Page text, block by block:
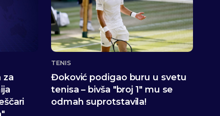
za
TENIS
Đoković podigao buru u svetu
tenisa – bivša "broj 1" mu se
odmah suprotstavila!